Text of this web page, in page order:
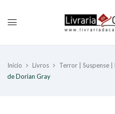
Início Livros Terror | Suspense
de Dorian Gray